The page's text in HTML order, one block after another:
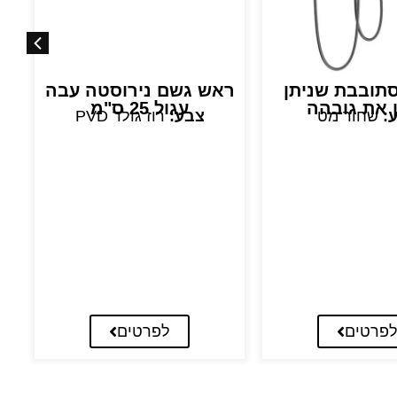
שניתן
את גובהה
שחור מט
לפרטים
ראש גשם נירוסטה עבה
עגול 25 ס"מ
צבע:רוז גולד PVD
לפרטים